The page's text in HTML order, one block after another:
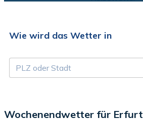
Wie wird das Wetter in
Wochenendwetter für Erfurt